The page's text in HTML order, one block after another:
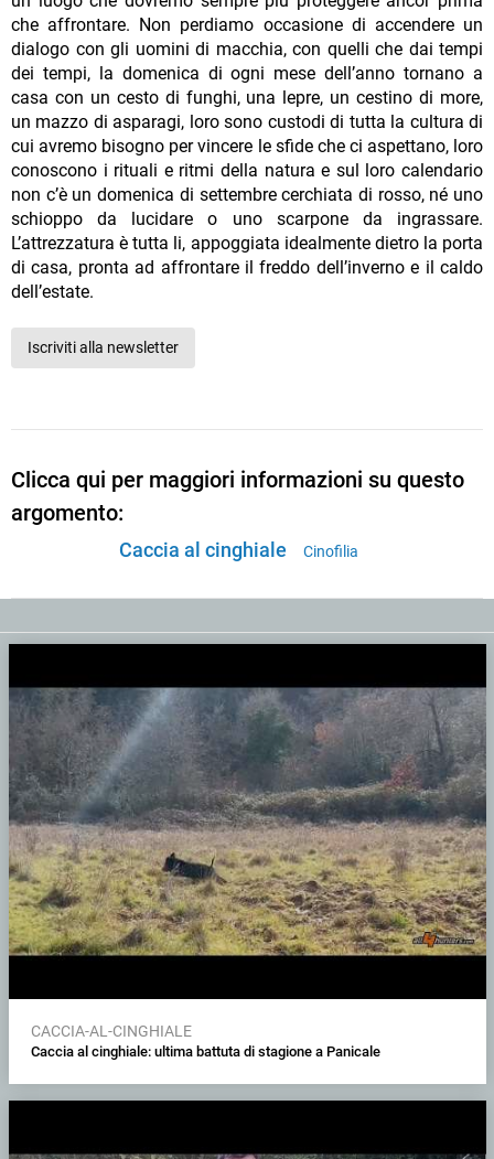
che affrontare. Non perdiamo occasione di accendere un
dialogo con gli uomini di macchia, con quelli che dai tempi
dei tempi, la domenica di ogni mese dell’anno tornano a
casa con un cesto di funghi, una lepre, un cestino di more,
un mazzo di asparagi, loro sono custodi di tutta la cultura di
cui avremo bisogno per vincere le sfide che ci aspettano, loro
conoscono i rituali e ritmi della natura e sul loro calendario
non c’è un domenica di settembre cerchiata di rosso, né uno
schioppo da lucidare o uno scarpone da ingrassare.
L’attrezzatura è tutta li, appoggiata idealmente dietro la porta
di casa, pronta ad affrontare il freddo dell’inverno e il caldo
dell’estate.
Iscriviti alla newsletter
Clicca qui per maggiori informazioni su questo
argomento:
Caccia al cinghiale Cinofilia
CACCIA-AL-CINGHIALE
Caccia al cinghiale: ultima battuta di stagione a Panicale